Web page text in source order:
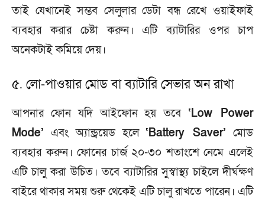
তাই যেখানেই সম্ভব সেলুলার ডেটা বন্ধ রেখে ওয়াইফাই
ব্যবহার করার চেষ্টা করুন। এটি ব্যাটারির ওপর চাপ
অনেকটাই কমিয়ে দেয়।
৫. লো-পাওয়ার মোড বা ব্যাটারি সেভার অন রাখা
আপনার ফোন যদি আইফোন হয় তবে ‘Low Power
Mode’ এবং অ্যান্ড্রয়েড হলে ‘Battery Saver’ মোড
ব্যবহার করুন। ফোনের চার্জ ২০-৩০ শতাংশে নেমে এলেই
এটি চালু করা উচিত। তবে ব্যাটারির সুস্বাস্থ্য চাইলে দীর্ঘক্ষণ
বাইরে থাকার সময় শুরু থেকেই এটি চালু রাখতে পারেন। এটি